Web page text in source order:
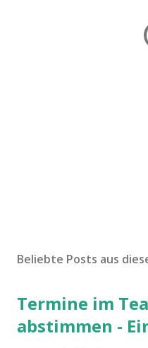
Beliebte Posts aus
Termine im
abstimmen -